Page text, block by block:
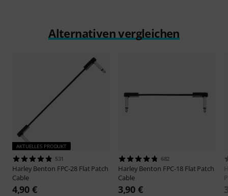
Alternativen vergleichen
AKTUELLES PRODUKT
531
Harley Benton FPC-28 Flat Patch
Cable
4,90 €
682
Harley Benton FPC-18 Flat Patch
Cable
3,90 €